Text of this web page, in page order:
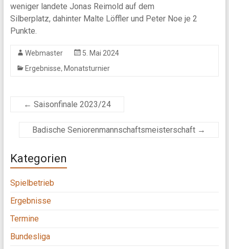
weniger landete Jonas Reimold auf dem
Silberplatz, dahinter Malte Löffler und Peter Noe je 2
Punkte.
Webmaster
5. Mai 2024
Ergebnisse, Monatsturnier
← Saisonfinale 2023/24
Badische Seniorenmannschaftsmeisterschaft →
Kategorien
Spielbetrieb
Ergebnisse
Termine
Bundesliga